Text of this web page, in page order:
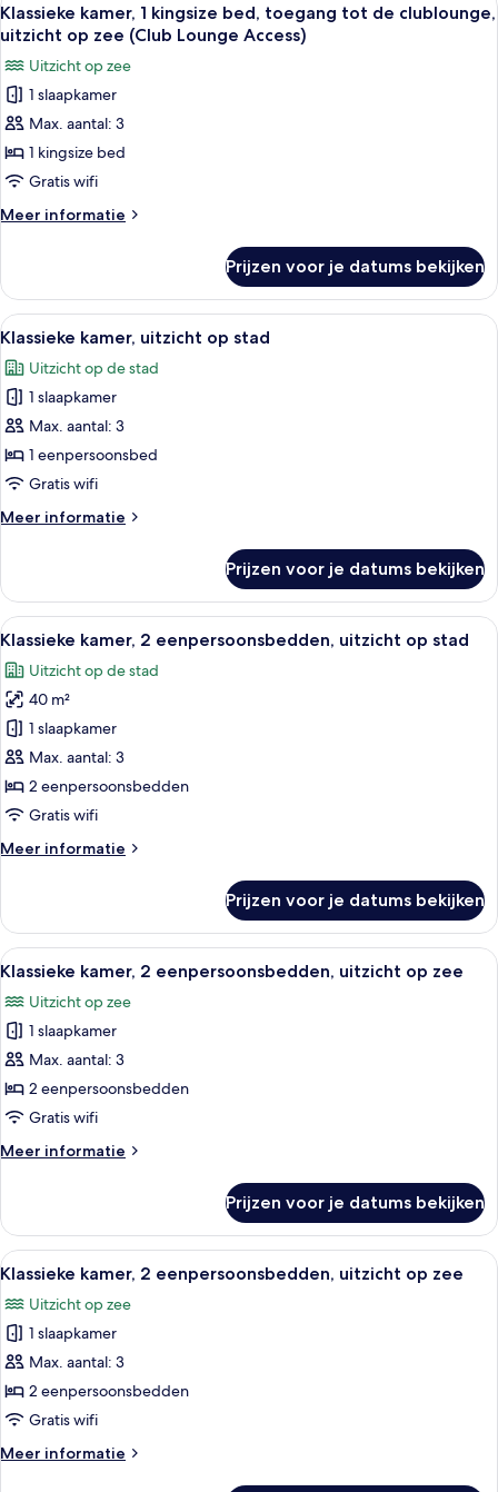
eenpersoonsbed
foto's
Klassieke
kamer,
1
kingsize
bed,
toegang
tot
clublounge,
uitzicht
op
zee
(Club
Lounge
Access)
laden
21
Klassieke kamer, 1 kingsize bed, toegang tot de clublounge,
uitzicht op zee (Club Lounge Access)
Uitzicht op zee
1 slaapkamer
Max. aantal: 3
1 kingsize bed
Gratis wifi
Meer informatie
Meer
kamer,
kingsize
toegang
tot
clublounge,
uitzicht
op
zee
(Club
Prijzen voor je datums bekijken
Alle
foto's
voor
Klassieke
kamer,
uitzicht
op
laden
Luxe beddengoed, donzen
16
Klassieke kamer, uitzicht op stad
Uitzicht op de stad
1 slaapkamer
Max. aantal: 3
1 eenpersoonsbed
Gratis wifi
Meer informatie
Meer
kamer,
uitzicht
op
Prijzen voor je datums bekijken
Alle
foto's
voor
Klassieke
kamer,
2
eenpersoonsbedden,
uitzicht
stad
Een hotelkamer met twee bedden,
20
Klassieke kamer, 2 eenpersoonsbedden, uitzicht op stad
Uitzicht op de stad
40 m²
1 slaapkamer
Max. aantal: 3
2 eenpersoonsbedden
Gratis wifi
Meer informatie
Meer
kamer,
eenpersoonsbedden,
op
stad
Prijzen voor je datums bekijken
Alle
foto's
voor
Klassieke
kamer,
2
eenpersoonsbedden,
op
Luxe beddengoed, donzen
15
Klassieke kamer, 2 eenpersoonsbedden, uitzicht op zee
Uitzicht op zee
1 slaapkamer
Max. aantal: 3
2 eenpersoonsbedden
Gratis wifi
Meer informatie
Meer
kamer,
eenpersoonsbedden,
op
zee
Prijzen voor je datums bekijken
Alle
foto's
voor
Klassieke
kamer,
2
eenpersoonsbedden,
op
Een hotelkamer met twee bedden,
11
Klassieke kamer, 2 eenpersoonsbedden, uitzicht op zee
Uitzicht op zee
1 slaapkamer
Max. aantal: 3
2 eenpersoonsbedden
Gratis wifi
Meer informatie
Meer